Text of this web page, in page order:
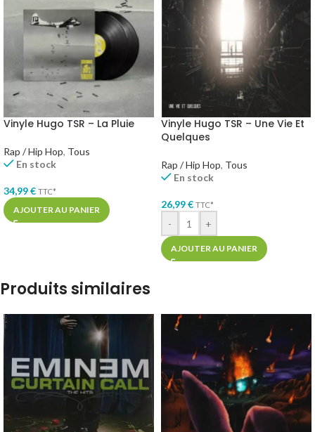
Vinyle Hugo TSR – La Pluie
Rap / Hip Hop, Tous
En stock
34,99€ TTC*
AJOUTER AU PANIER
Vinyle Hugo TSR – Une Vie Et
Quelques
Rap / Hip Hop, Tous
En stock
26,99€ TTC*
- +
AJOUTER AU PANIER
Produits similaires